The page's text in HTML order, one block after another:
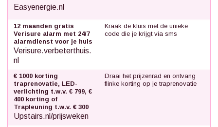
Easyenergie.nl
12 maanden gratis
Verisure alarm met 24/7
alarmdienst voor je huis
Verisure.verbeterthuis.
nl
Kraak de kluis met de unieke
code die je krijgt via sms
€ 1000 korting
traprenovatie, LED-
verlichting t.w.v. € 799, €
400 korting of
Trapleuning t.w.v. € 300
Upstairs.nl/prijsweken
Draai het prijzenrad en ontvang
flinke korting op je traprenovatie